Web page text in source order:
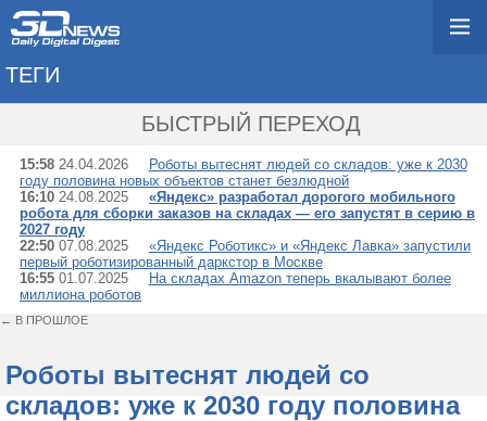
ТЕГИ
БЫСТРЫЙ ПЕРЕХОД
15:58 24.04.2026
Роботы вытеснят людей со складов: уже к 2030
году половина новых объектов станет безлюдной
16:10 24.08.2025
«Яндекс» разработал дорогого мобильного
робота для сборки заказов на складах — его запустят в серию в
2027 году
22:50 07.08.2025
«Яндекс Роботикс» и «Яндекс Лавка» запустили
первый роботизированный даркстор в Москве
16:55 01.07.2025
На складах Amazon теперь вкалывают более
миллиона роботов
← В ПРОШЛОЕ
Роботы вытеснят людей со
складов: уже к 2030 году половина